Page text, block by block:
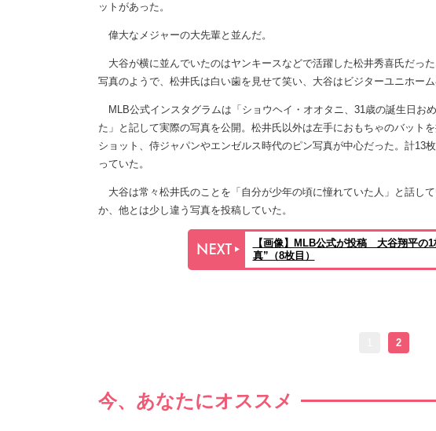
ットがあった。
偉大なメジャーの大先輩と並んだ。
大谷が横に並んでいたのはヤンキースなどで活躍した松井秀喜氏だっ
写真のようで、松井氏は白い歯を見せて笑い、大谷はビジターユニホー
MLB公式インスタグラムは「ショウヘイ・オオタニ、31歳の誕生日お
た」と記して実際の写真を公開。松井氏以外は左手におもちゃのバット
ショット、侍ジャパンやエンゼルス時代のピン写真が中心だった。計13
っていた。
大谷は常々松井氏のことを「自分が少年の頃に憧れていた人」と話し
か、他とは少し違う写真を投稿していた。
【画像】MLB公式が投稿 大谷翔平の
真”（8枚目）
2
今、あなたにオススメ